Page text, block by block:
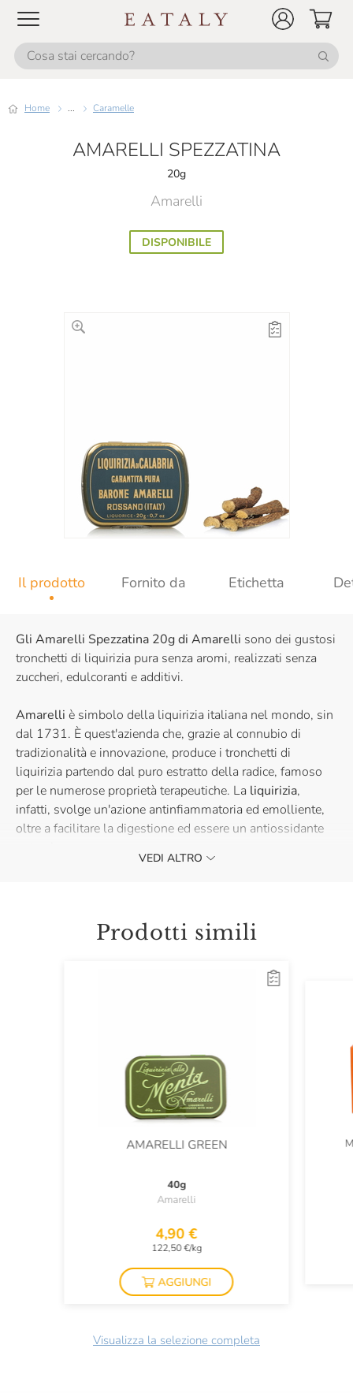
Home ... Caramelle
AMARELLI SPEZZATINA
20g
Amarelli
DISPONIBILE
Il prodotto Fornito da Etichetta
Gli Amarelli Spezzatina 20g di Amarelli sono dei gustosi
tronchetti di liquirizia pura senza aromi, realizzati senza
zuccheri, edulcoranti e additivi.
Amarelli è simbolo della liquirizia italiana nel mondo, sin
dal 1731. È quest'azienda che, grazie al connubio di
tradizionalità e innovazione, produce i tronchetti di
liquirizia partendo dal puro estratto della radice, famoso
per le numerose proprietà terapeutiche. La liquirizia,
infatti, svolge un'azione antinfiammatoria ed emolliente,
oltre a facilitare la digestione ed essere un antiossidante
VEDI ALTRO
Prodotti simili
AMARELLI GREEN
40g
Amarelli
4,90 €
122,50 €/kg
AGGIUNGI
Visualizza la selezione completa